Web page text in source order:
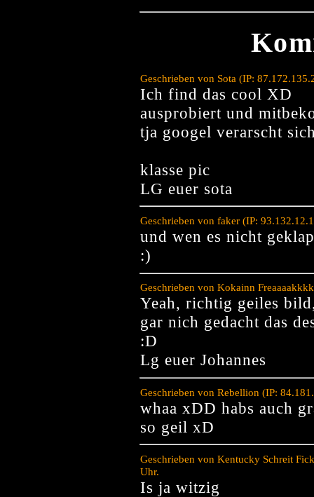
Geschrieben von Sota (IP:
Ich find das cool XD
ausprobiert und
tja googel verarscht
klasse pic
LG euer sota
Geschrieben von faker (IP:
und wen es nicht
:)
Geschrieben von Kokainn
Yeah, richtig geiles
gar nich gedacht das
:D
Lg euer Johannes
Geschrieben von Rebellion (IP:
whaa xDD habs auch
so geil xD
Geschrieben von Kentucky Schreit
Uhr.
Is ja witzig